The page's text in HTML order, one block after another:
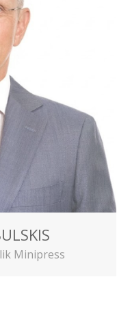
Minipress